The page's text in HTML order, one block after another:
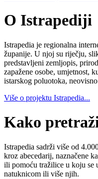
O Istrapediji
Istrapedia je regionalna
županije. U njoj su riječju,
predstavljeni zemljopis,
zapažene osobe, umjetnost,
istarskog poluotoka,
Više o projektu Istrapedia...
Kako
Istrapedia sadrži više od
kroz abecedarij, naznačene
ili pomoću tražilice u koju se
natuknicom ili više njih.